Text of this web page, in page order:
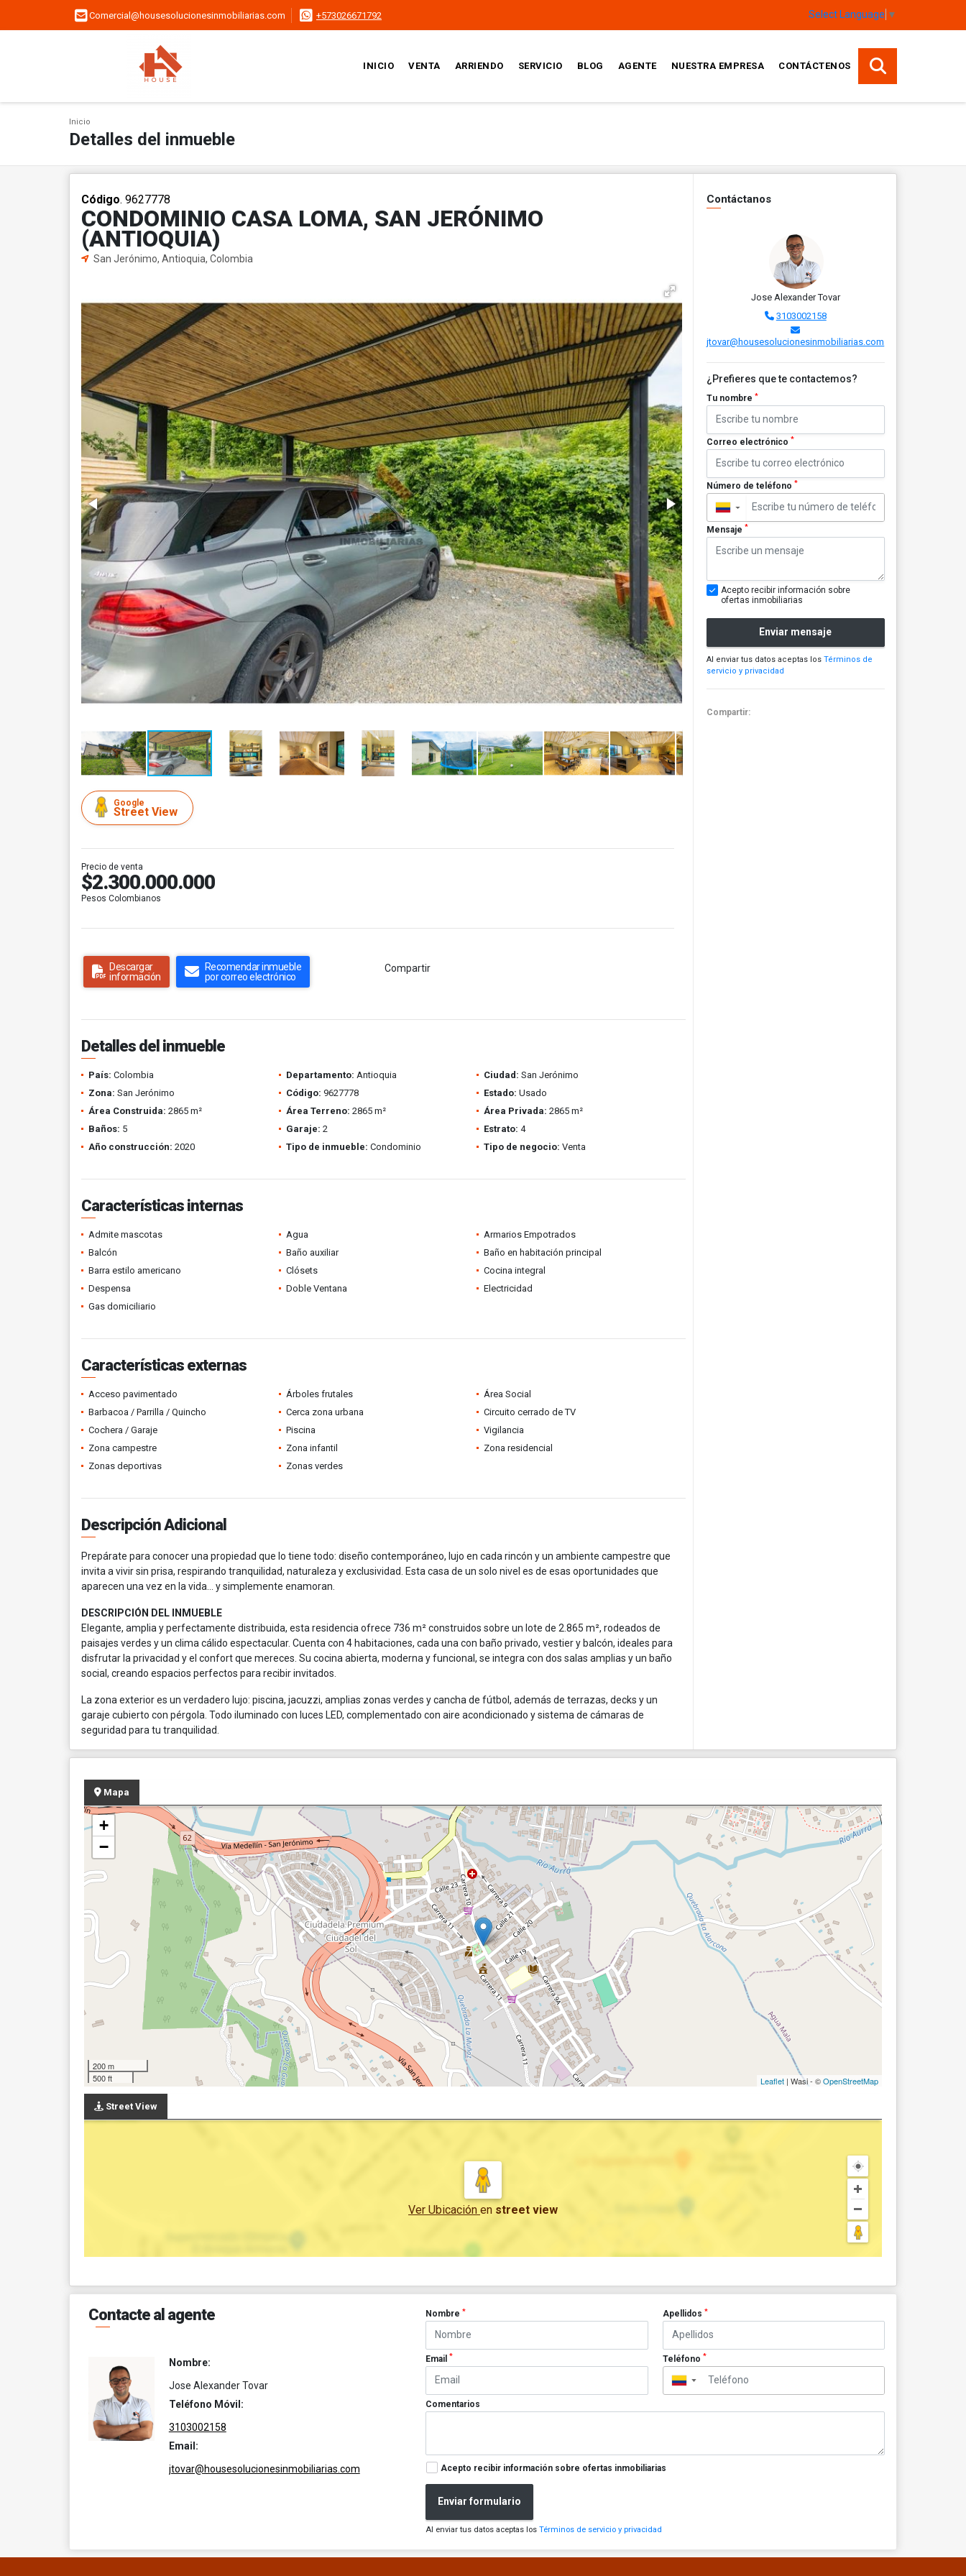
Comercial@housesolucionesinmobiliarias.com +573026671792 Select Language ▼
INICIO VENTA ARRIENDO SERVICIO BLOG AGENTE NUESTRA EMPRESA CONTÁCTENOS
Inicio
Detalles del inmueble
Código. 9627778
CONDOMINIO CASA LOMA, SAN JERÓNIMO
(ANTIOQUIA)
San Jerónimo, Antioquia, Colombia
Google
Street View
Precio de venta
$2.300.000.000
Pesos Colombianos
Descargar
información
Recomendar inmueble
por correo electrónico
Compartir
Detalles del inmueble
País: Colombia Departamento: Antioquia Ciudad: San Jerónimo
Zona: San Jerónimo Código: 9627778 Estado: Usado
Área Construida: 2865 m² Área Terreno: 2865 m² Área Privada: 2865 m²
Baños: 5 Garaje: 2 Estrato: 4
Año construcción: 2020 Tipo de inmueble: Condominio Tipo de negocio: Venta
Características internas
Admite mascotas Agua
Armarios Empotrados
Balcón
Baño auxiliar
Baño en habitación principal
Barra estilo americano
Clósets
Cocina integral
Despensa
Doble Ventana
Electricidad
Gas domiciliario
Características externas
Acceso pavimentado Árboles frutales
Área Social
Barbacoa / Parrilla / Quincho
Cerca zona urbana
Circuito cerrado de TV
Cochera / Garaje
Piscina
Vigilancia
Zona campestre
Zona infantil
Zona residencial
Zonas deportivas
Zonas verdes
Descripción Adicional
Prepárate para conocer una propiedad que lo tiene todo: diseño contemporáneo, lujo en cada rincón y un ambiente campestre que
invita a vivir sin prisa, respirando tranquilidad, naturaleza y exclusividad. Esta casa de un solo nivel es de esas oportunidades que
aparecen una vez en la vida… y simplemente enamoran.
DESCRIPCIÓN DEL INMUEBLE
Elegante, amplia y perfectamente distribuida, esta residencia ofrece 736 m² construidos sobre un lote de 2.865 m², rodeados de
paisajes verdes y un clima cálido espectacular. Cuenta con 4 habitaciones, cada una con baño privado, vestier y balcón, ideales para
disfrutar la privacidad y el confort que mereces. Su cocina abierta, moderna y funcional, se integra con dos salas amplias y un baño
social, creando espacios perfectos para recibir invitados.
La zona exterior es un verdadero lujo: piscina, jacuzzi, amplias zonas verdes y cancha de fútbol, además de terrazas, decks y un
garaje cubierto con pérgola. Todo iluminado con luces LED, complementado con aire acondicionado y sistema de cámaras de
seguridad para tu tranquilidad.
Contáctanos
Jose Alexander Tovar
3103002158
jtovar@housesolucionesinmobiliarias.com
¿Prefieres que te contactemos?
Tu nombre *
Correo electrónico *
Número de teléfono *
▼
Mensaje *
Acepto recibir información sobre
ofertas inmobiliarias
Enviar mensaje
Al enviar tus datos aceptas los Términos de
servicio y privacidad
Compartir:
Mapa
+
−
200 m
500 ft
Leaflet | Wasi - ©OpenStreetMap
Street View
Ver Ubicación en street view
Contacte al agente
Nombre:
Jose Alexander Tovar
Teléfono Móvil:
3103002158
Email:
jtovar@housesolucionesinmobiliarias.com
Nombre* Apellidos *
Email* Teléfono *
▼
Comentarios
Acepto recibir información sobre ofertas inmobiliarias
Enviar formulario
Al enviar tus datos aceptas losTérminos de servicio y privacidad